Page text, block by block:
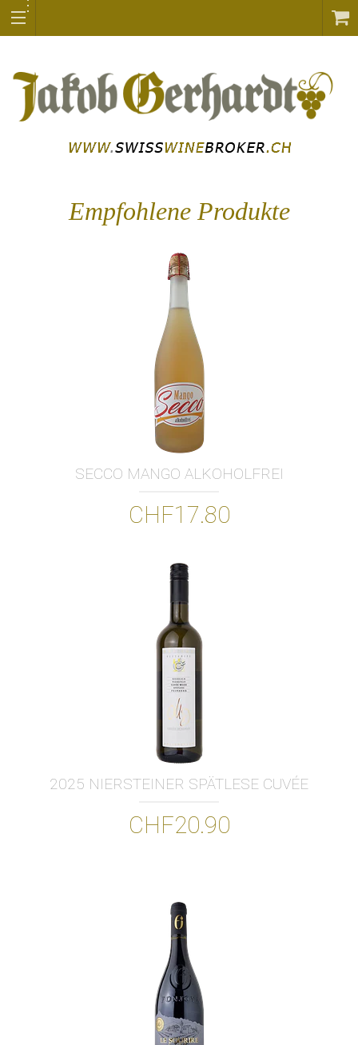
Empfohlene Produkte
SECCO MANGO ALKOHOLFREI
CHF17.80
2025 NIERSTEINER SPÄTLESE CUVÉE
CHF20.90